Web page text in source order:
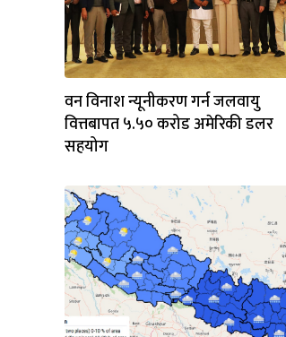
वन विनाश न्यूनीकरण गर्न जलवायु
वित्तबापत ५.५० करोड अमेरिकी डलर
सहयोग